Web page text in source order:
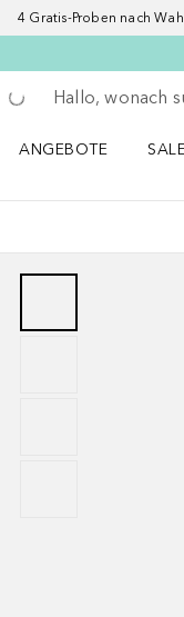
4 Gratis-Proben nach
Gehe zurück
Suche ausführen
ANGEBOTE